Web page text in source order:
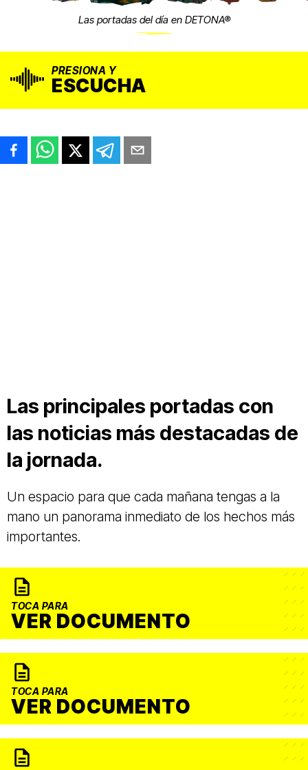
Las portadas del día en DETONA®
PRESIONA Y
ESCUCHA
Las principales portadas con
las noticias más destacadas de
la jornada.
Un espacio para que cada mañana tengas a la
mano un panorama inmediato de los hechos más
importantes.
TOCA PARA
VER DOCUMENTO
TOCA PARA
VER DOCUMENTO